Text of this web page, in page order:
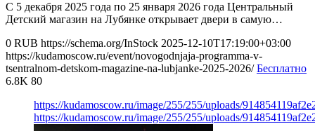
С 5 декабря 2025 года по 25 января 2026 года Центральный
Детский магазин на Лубянке открывает двери в самую…
0 RUB https://schema.org/InStock 2025-12-10T17:19:00+03:00
https://kudamoscow.ru/event/novogodnjaja-programma-v-
tsentralnom-detskom-magazine-na-lubjanke-2025-2026/ Бесплатно
6.8K 80
https://kudamoscow.ru/image/255/255/uploads/
https://kudamoscow.ru/image/255/255/uploads/